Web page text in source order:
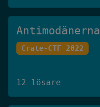
Antimodänerna
Crate-CTF 2022
12 lösare